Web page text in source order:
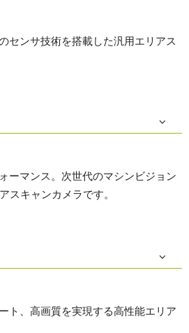
センサ技術を搭載した汎用エリアス
ーマンス。次世代のマシンビジョン
スキャンカメラです。
ト、高画質を実現する高性能エリア